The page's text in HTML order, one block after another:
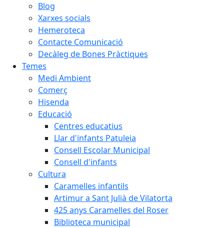
Blog
Xarxes socials
Hemeroteca
Contacte Comunicació
Decàleg de Bones Pràctiques
Temes
Medi Ambient
Comerç
Hisenda
Educació
Centres educatius
Llar d'infants Patuleia
Consell Escolar Municipal
Consell d'infants
Cultura
Caramelles infantils
Artimur a Sant Julià de Vilatorta
425 anys Caramelles del Roser
Biblioteca municipal